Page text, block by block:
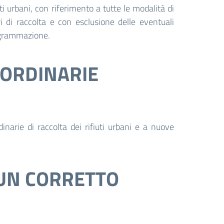
urbani, con riferimento a tutte le modalità di
raccolta e con esclusione delle eventuali
di raccolta dei rifiuti urbani e a nuove
CORRETTO